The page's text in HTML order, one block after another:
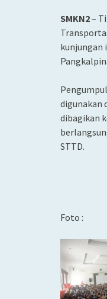
SMKN2–
kunjungan
digunakan
dibagikan
STTD.
Foto :